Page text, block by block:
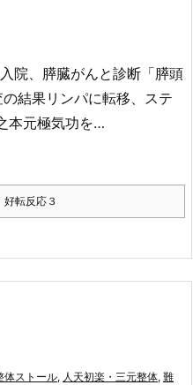
院、膵臓がんと診断「膵頭
結果リンパに転移、ステ
本元極気功を…
好転反応３
体ストール, 人天初楽・三元整体, 難